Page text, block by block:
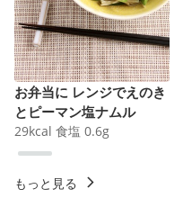
お弁当に レンジでえのき
とピーマン塩ナムル
29kcal 食塩 0.6g
もっと見る